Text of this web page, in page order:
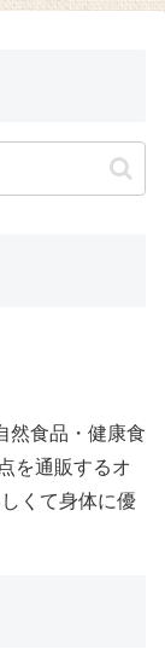
然食品・健康食
を通販するオ
くて身体に優